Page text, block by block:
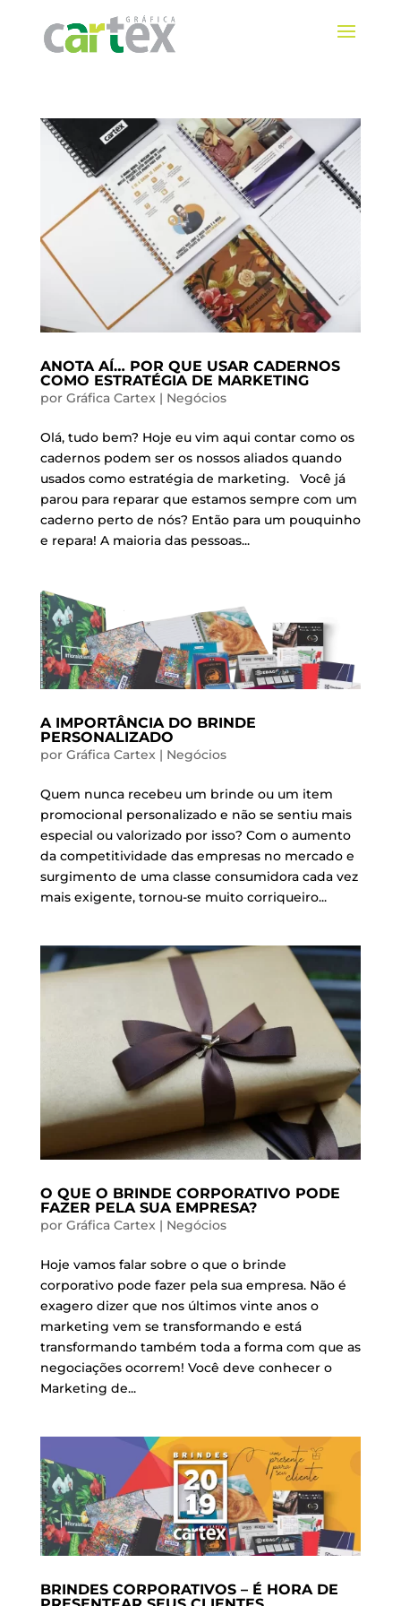
ANOTA AÍ… POR QUE USAR CADERNOS
COMO ESTRATÉGIA DE MARKETING
por Gráfica Cartex| Negócios
Olá, tudo bem? Hoje eu vim aqui contar como os
cadernos podem ser os nossos aliados quando
usados como estratégia de marketing. Você já
parou para reparar que estamos sempre com um
caderno perto de nós? Então para um pouquinho
e repara! A maioria das pessoas...
A IMPORTÂNCIA DO BRINDE
PERSONALIZADO
por Gráfica Cartex| Negócios
Quem nunca recebeu um brinde ou um item
promocional personalizado e não se sentiu mais
especial ou valorizado por isso? Com o aumento
da competitividade das empresas no mercado e
surgimento de uma classe consumidora cada vez
mais exigente, tornou-se muito corriqueiro...
O QUE O BRINDE CORPORATIVO PODE
FAZER PELA SUA EMPRESA?
por Gráfica Cartex| Negócios
Hoje vamos falar sobre o que o brinde
corporativo pode fazer pela sua empresa. Não é
exagero dizer que nos últimos vinte anos o
marketing vem se transformando e está
transformando também toda a forma com que as
negociações ocorrem! Você deve conhecer o
Marketing de...
BRINDES CORPORATIVOS – É HORA DE